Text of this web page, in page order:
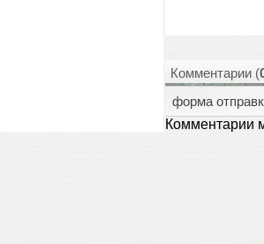
Комментарии (
форма
Комментарии